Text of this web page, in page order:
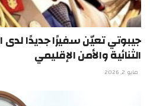
جيبوتي تعيّن سفيرًا جديدًا لدى
الثنائية والأمن الإقليمي
مايو 2, 2026